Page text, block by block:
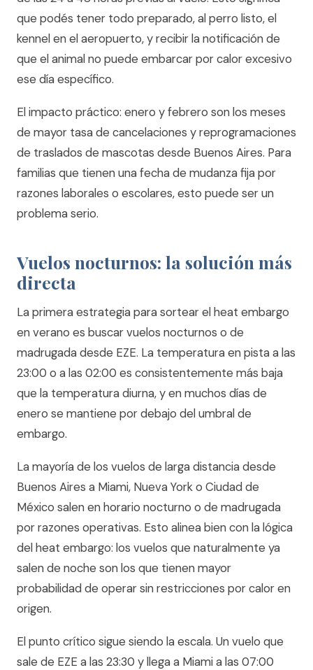
que podés tener todo preparado, al perro listo, el
kennel en el aeropuerto, y recibir la notificación de
que el animal no puede embarcar por calor excesivo
ese día específico.
El impacto práctico: enero y febrero son los meses
de mayor tasa de cancelaciones y reprogramaciones
de traslados de mascotas desde Buenos Aires. Para
familias que tienen una fecha de mudanza fija por
razones laborales o escolares, esto puede ser un
problema serio.
Vuelos nocturnos: la solución más
directa
La primera estrategia para sortear el heat embargo
en verano es buscar vuelos nocturnos o de
madrugada desde EZE. La temperatura en pista a las
23:00 o a las 02:00 es consistentemente más baja
que la temperatura diurna, y en muchos días de
enero se mantiene por debajo del umbral de
embargo.
La mayoría de los vuelos de larga distancia desde
Buenos Aires a Miami, Nueva York o Ciudad de
México salen en horario nocturno o de madrugada
por razones operativas. Esto alinea bien con la lógica
del heat embargo: los vuelos que naturalmente ya
salen de noche son los que tienen mayor
probabilidad de operar sin restricciones por calor en
origen.
El punto crítico sigue siendo la escala. Un vuelo que
sale de EZE a las 23:30 y llega a Miami a las 07:00